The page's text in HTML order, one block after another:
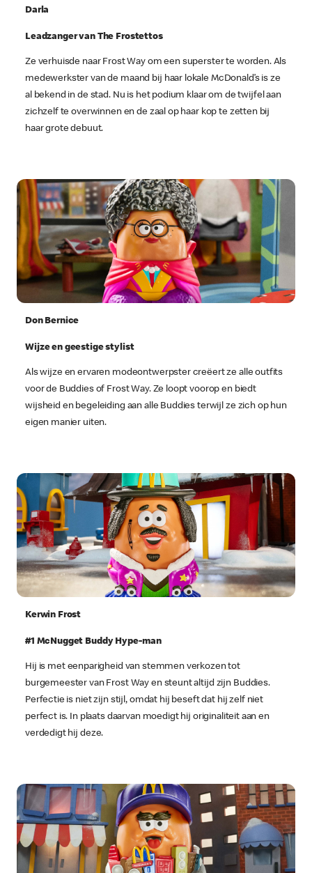
Darla
Leadzanger van The Frostettos
Ze verhuisde naar Frost Way om een superster te worden. Als
medewerkster van de maand bij haar lokale McDonald’s is ze
al bekend in de stad. Nu is het podium klaar om de twijfel aan
zichzelf te overwinnen en de zaal op haar kop te zetten bij
haar grote debuut.
Don Bernice
Wijze en geestige stylist
Als wijze en ervaren modeontwerpster creëert ze alle outfits
voor de Buddies of Frost Way. Ze loopt voorop en biedt
wijsheid en begeleiding aan alle Buddies terwijl ze zich op hun
eigen manier uiten.
Kerwin Frost
#1 McNugget Buddy Hype-man
Hij is met eenparigheid van stemmen verkozen tot
burgemeester van Frost Way en steunt altijd zijn Buddies.
Perfectie is niet zijn stijl, omdat hij beseft dat hij zelf niet
perfect is. In plaats daarvan moedigt hij originaliteit aan en
verdedigt hij deze.